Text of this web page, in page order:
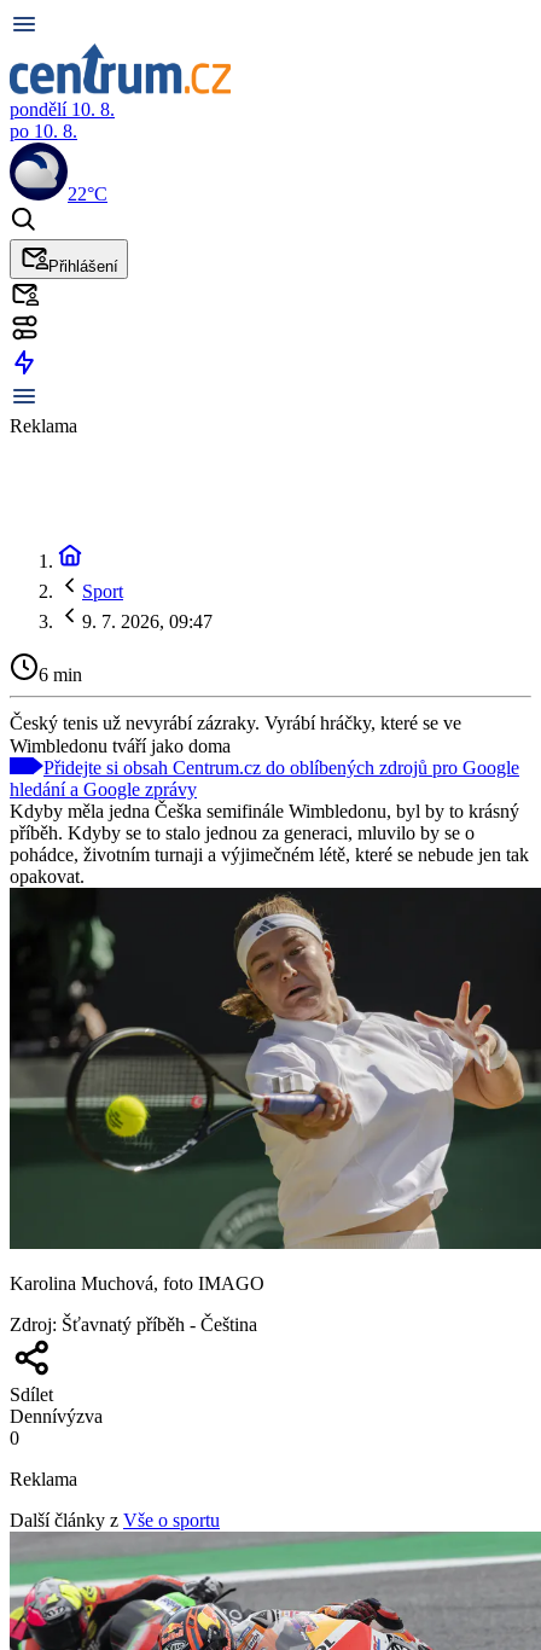
pondělí 10. 8.
po 10. 8.
22°C
Přihlášení
Reklama
Sport
9. 7. 2026, 09:47
6 min
Český tenis už nevyrábí zázraky. Vyrábí hráčky, které se ve
Wimbledonu tváří jako doma
Přidejte si obsah Centrum.cz do oblíbených zdrojů pro Google
hledání a Google zprávy
Kdyby měla jedna Češka semifinále Wimbledonu, byl by to krásný
příběh. Kdyby se to stalo jednou za generaci, mluvilo by se o
pohádce, životním turnaji a výjimečném létě, které se nebude jen tak
opakovat.
Karolina Muchová, foto IMAGO
Zdroj: Šťavnatý příběh - Čeština
Sdílet
Dennívýzva
0
Reklama
Další články z Vše o sportu